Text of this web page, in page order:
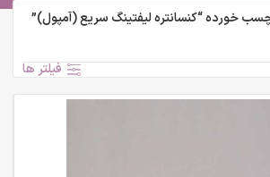
خورده “کنسانتره لیفتینگ سریع (آمپول)”
فیلتر ها